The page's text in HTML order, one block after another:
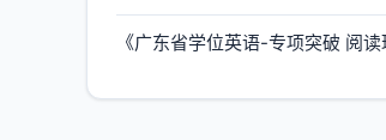
《广东省学位英语-专项突破 阅